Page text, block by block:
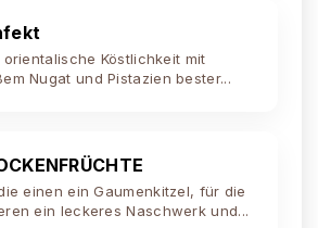
orientalische Köstlichkeit mit
Nugat und Pistazien bester...
einen ein Gaumenkitzel, für die
ein leckeres Naschwerk und...